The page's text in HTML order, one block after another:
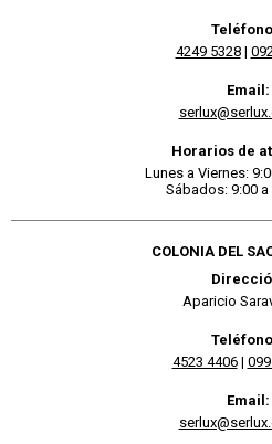
4249 5328|
Email:
Horarios de
Lunes a Viernes:
Sábados: 9:00 a
COLONIA DEL
Aparicio
4523 4406|
Email: